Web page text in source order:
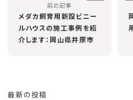
前の記事
メダカ飼育用新設ビニー
ルハウスの施工事例を紹
介します：岡山県井原市
最新の投稿